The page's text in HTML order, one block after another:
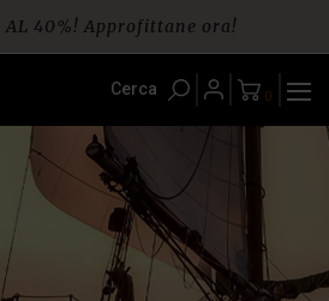
AL 40%! Approfittane ora!
per ordini da € 60
Cerca 0